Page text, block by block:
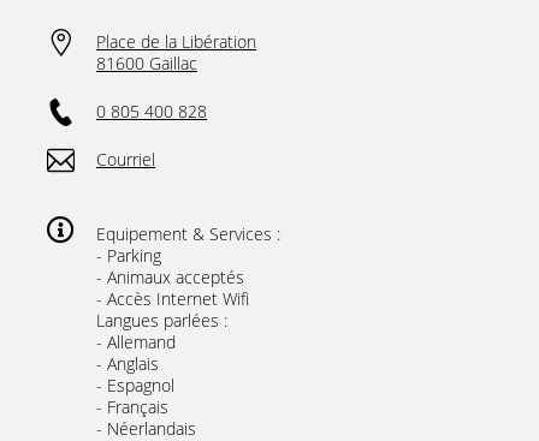
Place de la Libération
81600 Gaillac
0 805 400 828
Courriel
Equipement & Services :
- Parking
- Animaux acceptés
- Accès Internet Wifi
Langues parlées :
- Allemand
- Anglais
- Espagnol
- Français
- Néerlandais